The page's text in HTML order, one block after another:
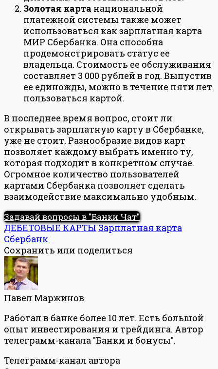
Золотая карта национальной
платежной системы также может
использоваться как зарплатная карта
МИР Сбербанка. Она способна
продемонстрировать статус ее
владельца. Стоимость ее обслуживания
составляет 3 000 рублей в год. Выпустив
ее единожды, можно в течение пяти лет
пользоваться картой.
В последнее время вопрос, стоит ли
открывать зарплатную карту в Сбербанке,
уже не стоит. Разнообразие видов карт
позволяет каждому выбрать именно ту,
которая подходит в конкретном случае.
Огромное количество пользователей
картами Сбербанка позволяет сделать
взаимодействие максимально удобным.
Задавай вопросы в "Банки Чат"
ДЕБЕТОВЫЕ КАРТЫЗарплатная карта
Сбербанк
Сохранить или поделиться
Павел Маржинов
Работал в банке более 10 лет. Есть большой
опыт инвестирования и трейдинга. Автор
телеграмм-канала "Банки и бонусы".
Телеграмм-канал автора